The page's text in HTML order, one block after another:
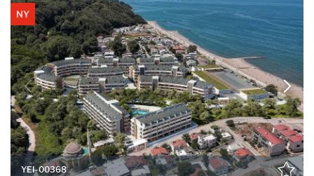
NY
YEI-00368